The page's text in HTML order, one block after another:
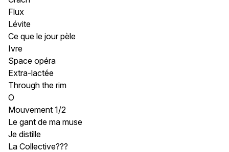
Flux
Lévite
Ce que le jour pèle
Ivre
Space opéra
Extra-lactée
Through the rim
O
Mouvement 1/2
Le gant de ma muse
Je distille
La Collective???